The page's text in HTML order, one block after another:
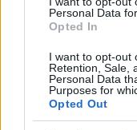
Personal Data
Opted In
I want to opt-out
Retention, Sale,
Personal Data
Purposes for
Opted Out
ELŐZŐ
Támogatás